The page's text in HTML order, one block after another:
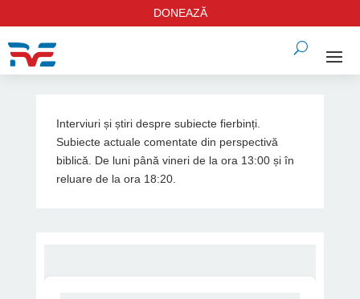
DONEAZĂ
Interviuri și știri despre subiecte fierbinți.
Subiecte actuale comentate din perspectivă
biblică. De luni până vineri de la ora 13:00 și în
reluare de la ora 18:20.